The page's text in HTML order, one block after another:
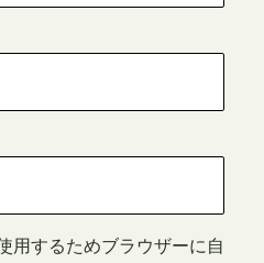
用するためブラウザーに自